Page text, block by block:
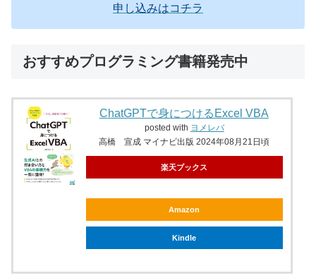
申し込みはコチラ
おすすめプログラミング書籍発売中
ChatGPTで身につけるExcel VBA
posted with ヨメレバ
高橋 宣成 マイナビ出版 2024年08月21日頃
楽天ブックス
Amazon
Kindle